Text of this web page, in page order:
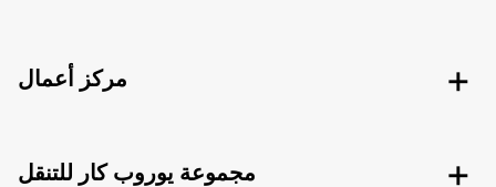
مركز أعمال
مجموعة يوروب كار للتنقل